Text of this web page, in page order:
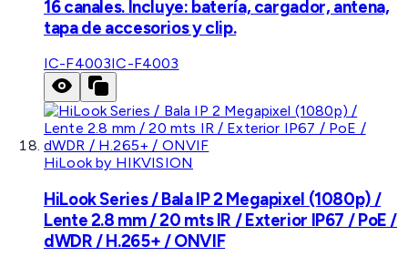
16 canales. Incluye: batería, cargador, antena,
tapa de accesorios y clip.
IC-F4003IC-F4003
HiLook by HIKVISION
HiLook Series / Bala IP 2 Megapixel (1080p) /
Lente 2.8 mm / 20 mts IR / Exterior IP67 / PoE /
dWDR / H.265+ / ONVIF